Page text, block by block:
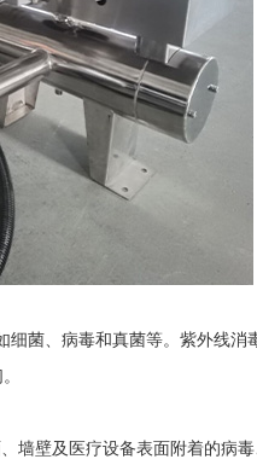
菌、病毒和真菌等。紫外线
墙壁及医疗设备表面附着的病毒